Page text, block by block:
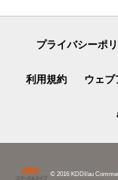
プライバシーポ
利用規約 ウェブ
© 2016 KDDI/au